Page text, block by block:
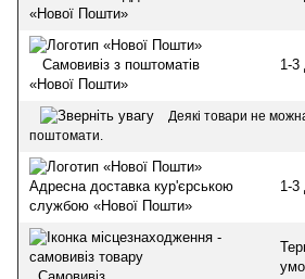
«Нової Пошти»
Самовивіз з поштоматів
«Нової Пошти»
1-3
Деякі товари не
поштомати.
Адресна доставка кур'єрською
службою «Нової Пошти»
1-3